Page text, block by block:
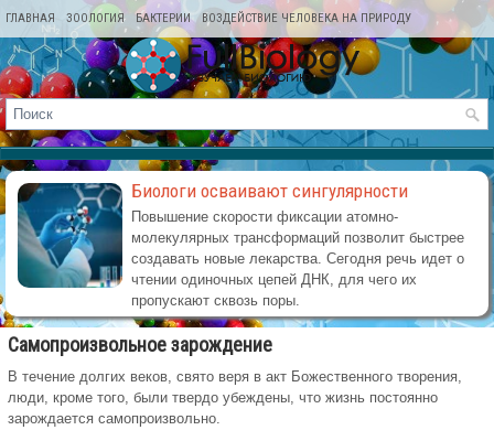
ГЛАВНАЯ ЗООЛОГИЯ БАКТЕРИИ ВОЗДЕЙСТВИЕ ЧЕЛОВЕКА НА ПРИРОДУ
КАРТА САЙТА
Биологи осваивают сингулярности
Повышение скорости фиксации атомно-
молекулярных трансформаций позволит быстрее
создавать новые лекарства. Сегодня речь идет о
чтении одиночных цепей ДНК, для чего их
пропускают сквозь поры.
Самопроизвольное зарождение
В течение долгих веков, свято веря в акт Божественного творения,
люди, кроме того, были твердо убеждены, что жизнь постоянно
зарождается самопроизвольно.